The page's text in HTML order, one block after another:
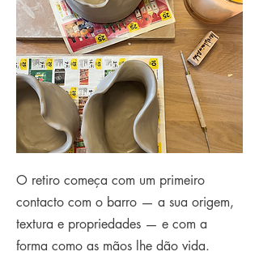
O retiro começa com um primeiro
contacto com o barro — a sua origem,
textura e propriedades — e com a
forma como as mãos lhe dão vida.